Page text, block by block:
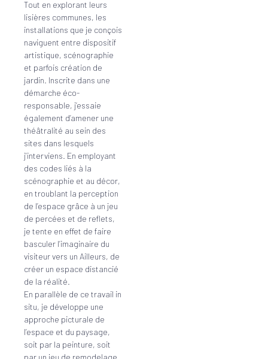
Tout en explorant leurs
lisières communes, les
installations que je conçois
naviguent entre dispositif
artistique, scénographie
et parfois création de
jardin. Inscrite dans une
démarche éco-
responsable, j’essaie
également d’amener une
théâtralité au sein des
sites dans lesquels
j’interviens. En employant
des codes liés à la
scénographie et au décor,
en troublant la perception
de l’espace grâce à un jeu
de percées et de reflets,
je tente en effet de faire
basculer l’imaginaire du
visiteur vers un Ailleurs, de
créer un espace distancié
de la réalité.
En parallèle de ce travail in
situ, je développe une
approche picturale de
l’espace et du paysage,
soit par la peinture, soit
par un jeu de remodelage